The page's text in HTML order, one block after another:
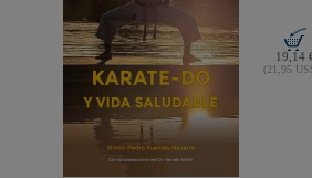
19,14
(21,95